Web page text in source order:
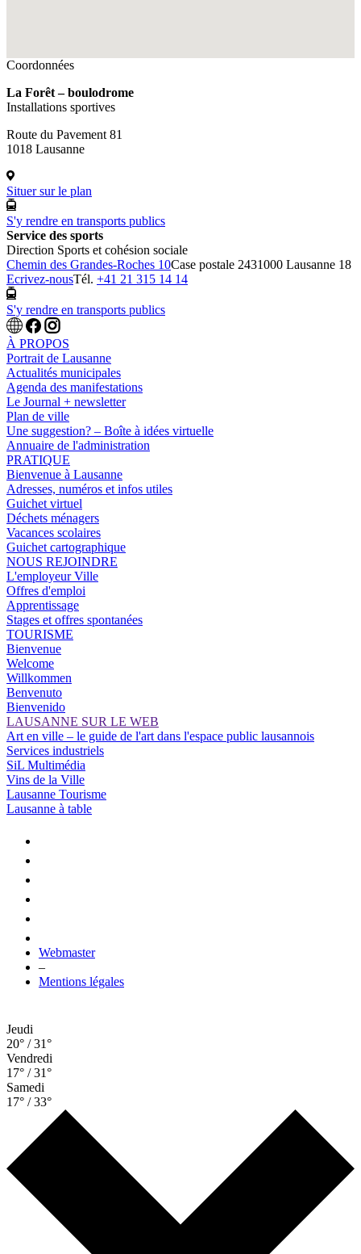
Coordonnées
La Forêt – boulodrome
Installations sportives
Route du Pavement 81
1018 Lausanne
Situer sur le plan
S'y rendre en transports publics
Service des sports
Direction Sports et cohésion sociale
Chemin des Grandes-Roches 10Case postale 2431000 Lausanne 18
Ecrivez-nousTél. +41 21 315 14 14
S'y rendre en transports publics
À PROPOS
Portrait de Lausanne
Actualités municipales
Agenda des manifestations
Le Journal + newsletter
Plan de ville
Une suggestion? – Boîte à idées virtuelle
Annuaire de l'administration
PRATIQUE
Bienvenue à Lausanne
Adresses, numéros et infos utiles
Guichet virtuel
Déchets ménagers
Vacances scolaires
Guichet cartographique
NOUS REJOINDRE
L'employeur Ville
Offres d'emploi
Apprentissage
Stages et offres spontanées
TOURISME
Bienvenue
Welcome
Willkommen
Benvenuto
Bienvenido
LAUSANNE SUR LE WEB
Art en ville – le guide de l'art dans l'espace public lausannois
Services industriels
SiL Multimédia
Vins de la Ville
Lausanne Tourisme
Lausanne à table
Webmaster
–
Mentions légales
Jeudi
20° / 31°
Vendredi
17° / 31°
Samedi
17° / 33°